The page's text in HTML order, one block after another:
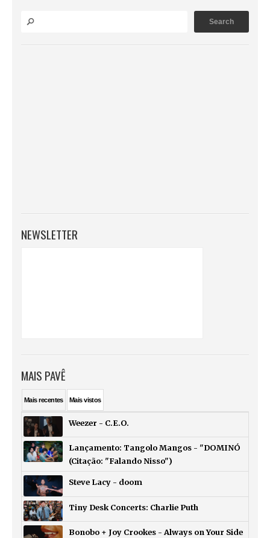
NEWSLETTER
MAIS PAVÊ
Maisrecentes Maisvistos
Weezer - C.E.O.
Lançamento: Tangolo Mangos - "DOMINÓ
(Citação: "Falando Nisso")
Steve Lacy - doom
Tiny Desk Concerts: Charlie Puth
Bonobo + Joy Crookes - Always on Your Side